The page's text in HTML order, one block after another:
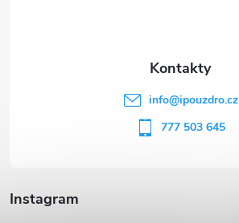
Instagram
info@ipouzdro.cz
777 503 645